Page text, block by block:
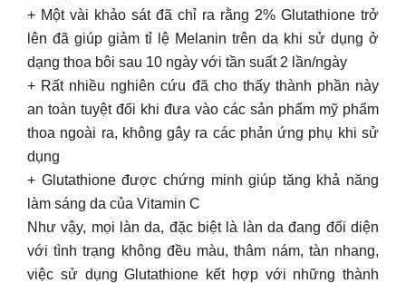
+ Một vài khảo sát đã chỉ ra rằng 2% Glutathione trở
lên đã giúp giảm tỉ lệ Melanin trên da khi sử dụng ở
dạng thoa bôi sau 10 ngày với tần suất 2 lần/ngày
+ Rất nhiều nghiên cứu đã cho thấy thành phần này
an toàn tuyệt đối khi đưa vào các sản phẩm mỹ phẩm
thoa ngoài ra, không gây ra các phản ứng phụ khi sử
dụng
+ Glutathione được chứng minh giúp tăng khả năng
làm sáng da của Vitamin C
Như vậy, mọi làn da, đặc biệt là làn da đang đối diện
với tình trạng không đều màu, thâm nám, tàn nhang,
việc sử dụng Glutathione kết hợp với những thành